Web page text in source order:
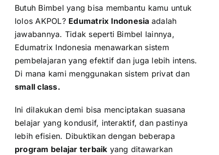
Butuh Bimbel yang bisa membantu kamu untuk
lolos AKPOL? Edumatrix Indonesia adalah
jawabannya. Tidak seperti Bimbel lainnya,
Edumatrix Indonesia menawarkan sistem
pembelajaran yang efektif dan juga lebih intens.
Di mana kami menggunakan sistem privat dan
small class.
Ini dilakukan demi bisa menciptakan suasana
belajar yang kondusif, interaktif, dan pastinya
lebih efisien. Dibuktikan dengan beberapa
program belajar terbaik yang ditawarkan